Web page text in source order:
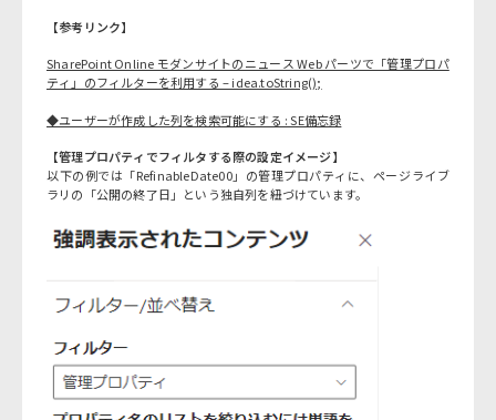
【参考リンク】
SharePoint Online モダンサイトのニュース Web パーツで「管理プロパ
ティ」のフィルターを利用する – idea.toString();
◆ユーザーが作成した列を検索可能にする : SE備忘録
【管理プロパティでフィルタする際の設定イメージ】
以下の例では「RefinableDate00」の管理プロパティに、ページライブ
ラリの「公開の終了日」という独自列を紐づけています。